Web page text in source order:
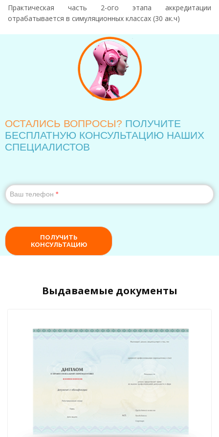
Практическая часть 2-ого этапа аккредитации
отрабатывается в симуляционных классах (30 ак.ч)
Выдаваемые документы